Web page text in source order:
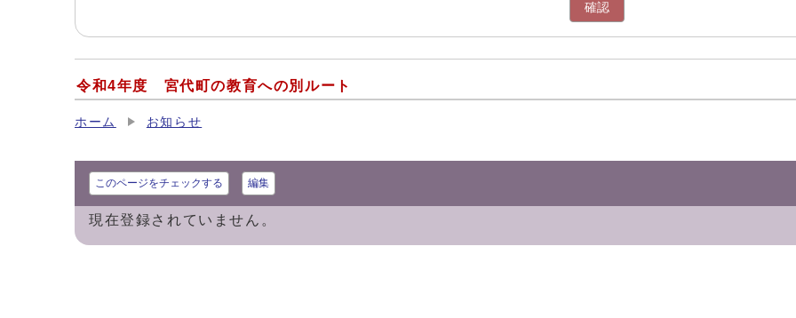
確認
令和4年度 宮代町の教育への別ルート
ホーム お知らせ
このページをチェックする 編集
現在登録されていません。